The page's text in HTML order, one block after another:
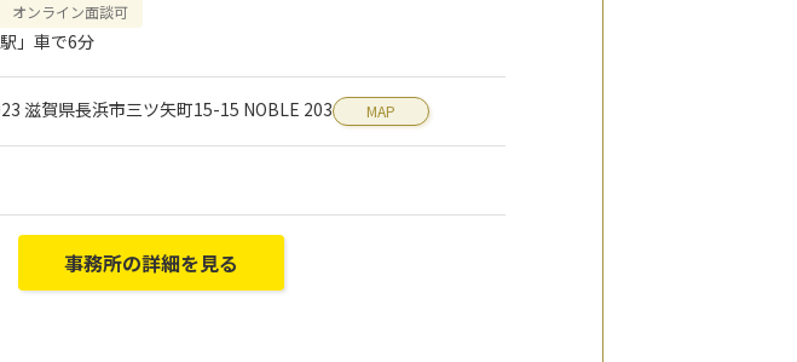
オンライン面談可
」車で6分
滋賀県長浜市三ツ矢町15-15 NOBLE 203 MAP
事務所の詳細を見る